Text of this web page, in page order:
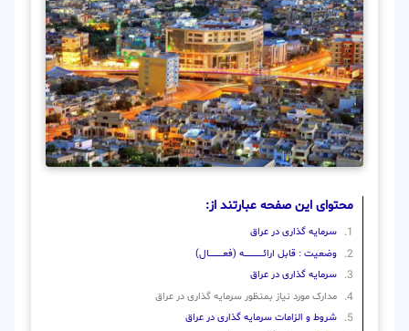
محتوای این صفحه عبارتند از:
سرمایه گذاری در عراق
وضعیت : قابل ارائــــــــــــــــــــه (فعـــــــــــــــال)
سرمایه گذاری در عراق
مدارک مورد نیاز بمنظور سرمایه گذاری در عراق
شروط و الزامات سرمایه گذاری در عراق